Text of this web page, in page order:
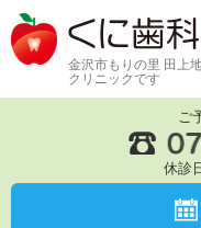
金沢市もりの里 田上
クリニックです
ご
休診